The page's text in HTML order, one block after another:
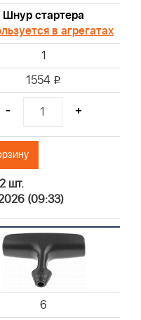
Шнур стартера
в агрегатах
1
1554 i
- +
шт.
(09:33)
6